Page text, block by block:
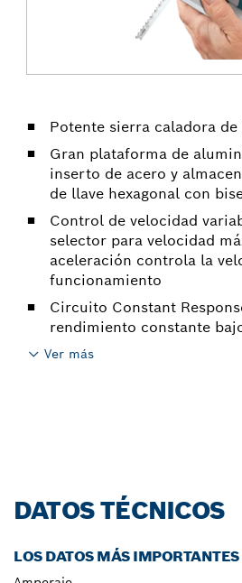
Potente sierra caladora
Gran plataforma de
inserto de acero y
de llave hexagonal con
Control de velocidad
selector para velocidad
aceleración controla la
funcionamiento
Circuito Constant
rendimiento constante
Ver más
DATOS TÉCNICOS
LOS DATOS MÁS IMPORTANTES